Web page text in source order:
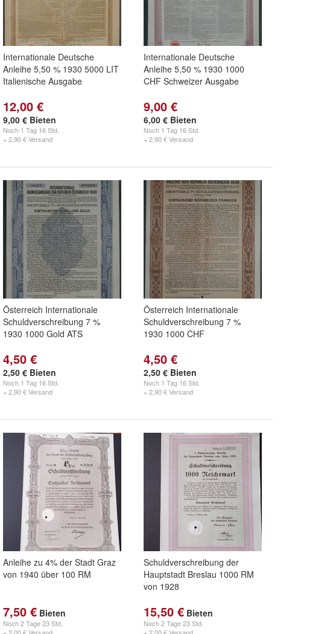
Internationale Deutsche
Anleihe 5,50 % 1930 5000 LIT
Italienische Ausgabe
12,00 €
9,00 € Bieten
Noch 1 Tag 16 Std.
+ 2,90 € Versand
Internationale Deutsche
Anleihe 5,50 % 1930 1000
CHF Schweizer Ausgabe
9,00 €
6,00 € Bieten
Noch 1 Tag 16 Std.
+ 2,90 € Versand
Österreich Internationale
Schuldverschreibung 7 %
1930 1000 Gold ATS
4,50 €
2,50 € Bieten
Noch 1 Tag 16 Std.
+ 2,90 € Versand
Österreich Internationale
Schuldverschreibung 7 %
1930 1000 CHF
4,50 €
2,50 € Bieten
Noch 1 Tag 16 Std.
+ 2,90 € Versand
Anleihe zu 4% der Stadt Graz
von 1940 über 100 RM
7,50 € Bieten
Noch2 Tage 23 Std.
Schuldverschreibung der
Hauptstadt Breslau 1000 RM
von 1928
15,50 € Bieten
Noch2 Tage 23 Std.